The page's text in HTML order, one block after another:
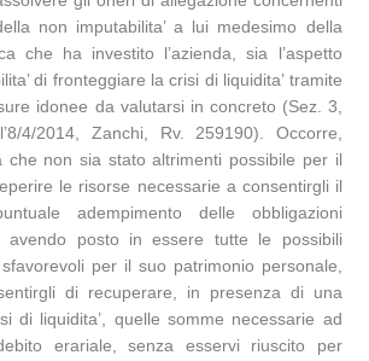
non imputabilita’ a lui medesimo della
che ha investito l’azienda, sia l’aspetto
di fronteggiare la crisi di liquidita’ tramite
idonee da valutarsi in concreto (Sez. 3,
4/2014, Zanchi, Rv. 259190). Occorre,
che non sia stato altrimenti possibile per il
le risorse necessarie a consentirgli il
adempimento delle obbligazioni
avendo posto in essere tutte le possibili
per il suo patrimonio personale,
di recuperare, in presenza di una
di liquidita’, quelle somme necessarie ad
erariale, senza esservi riuscito per